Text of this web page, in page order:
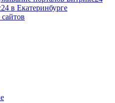
в Екатеринбурге